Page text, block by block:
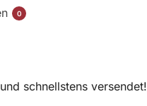
0
schnellstens versendet!